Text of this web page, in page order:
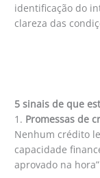
identificação do
clareza das
5 sinais de que
1. Promessas de
Nenhum crédito
capacidade
aprovado na